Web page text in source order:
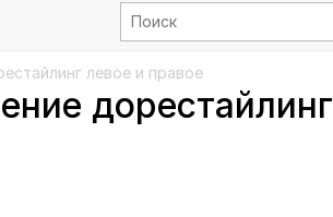
левое и правое
дорестайлинг